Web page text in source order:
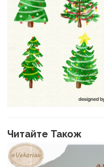
Читайте Також